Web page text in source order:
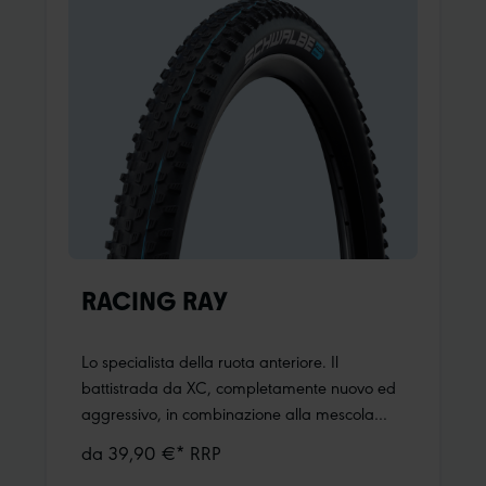
silenzioso.Ulteriori informazioni:ADDIX
RACING RAY
Lo specialista della ruota anteriore. Il
battistrada da XC, completamente nuovo ed
aggressivo, in combinazione alla mescola
un'arma da XC e un abbinamento geniale
da 39,90 €* RRP